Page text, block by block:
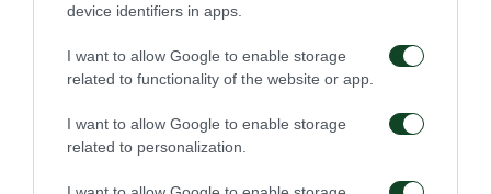
device identifiers in apps.
I want to allow Google to enable storage
related to functionality of the website or app.
I want to allow Google to enable storage
related to personalization.
Ο Παναθηναϊκός καλωσορίζει ξανά στην οικογένειά
του τον Ζιλμπέρτο Σίλβα.